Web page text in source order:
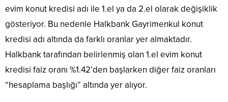
evim konut kredisi adı ile 1.el ya da 2.el olarak değişiklik
gösteriyor. Bu nedenle Halkbank Gayrimenkul konut
kredisi adı altında da farklı oranlar yer almaktadır.
Halkbank tarafından belirlenmiş olan 1.el evim konut
kredisi faiz oranı %1.42’den başlarken diğer faiz oranları
“hesaplama başlığı” altında yer alıyor.